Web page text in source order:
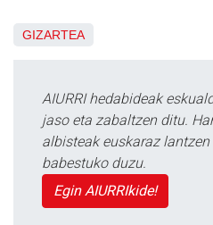
GIZARTEA
AIURRI hedabideak
jaso eta zabaltzen ditu.
albisteak euskaraz
babestuko duzu.
Egin AIURRIkide!